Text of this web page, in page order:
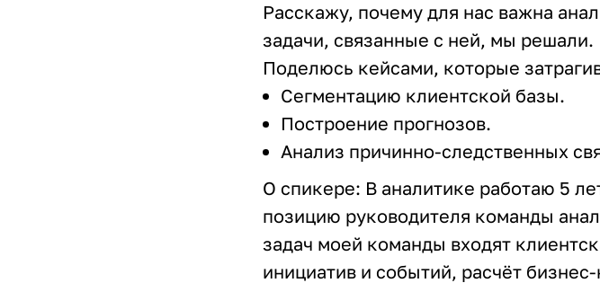
Расскажу, почему для нас важна
задачи, связанные с ней, мы решали.
Поделюсь кейсами, которые
Сегментацию клиентской базы.
Построение прогнозов.
Анализ причинно-следственных
О спикере: В аналитике работаю 5
позицию руководителя команды
задач моей команды входят
инициатив и событий, расчёт